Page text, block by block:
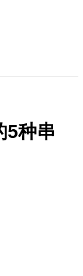
5种串